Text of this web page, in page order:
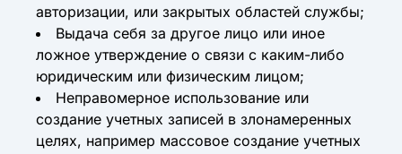
авторизации, или закрытых областей службы;
Выдача себя за другое лицо или иное
ложное утверждение о связи с каким-либо
юридическим или физическим лицом;
Неправомерное использование или
создание учетных записей в злонамеренных
целях, например массовое создание учетных